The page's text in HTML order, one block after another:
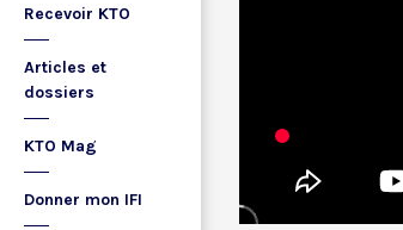
Recevoir KTO
Articles et
dossiers
KTO Mag
Donner mon IFI